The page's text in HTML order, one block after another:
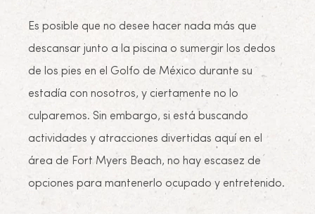
Es posible que no desee hacer nada más que
descansar junto a la piscina o sumergir los dedos
de los pies en el Golfo de México durante su
estadía con nosotros, y ciertamente no lo
culparemos. Sin embargo, si está buscando
actividades y atracciones divertidas aquí en el
área de Fort Myers Beach, no hay escasez de
opciones para mantenerlo ocupado y entretenido.